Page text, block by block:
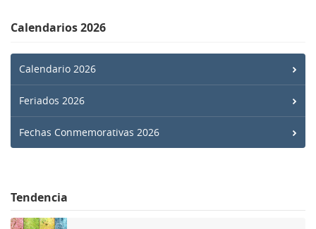
Calendarios 2026
Calendario 2026
Feriados 2026
Fechas Conmemorativas 2026
Tendencia